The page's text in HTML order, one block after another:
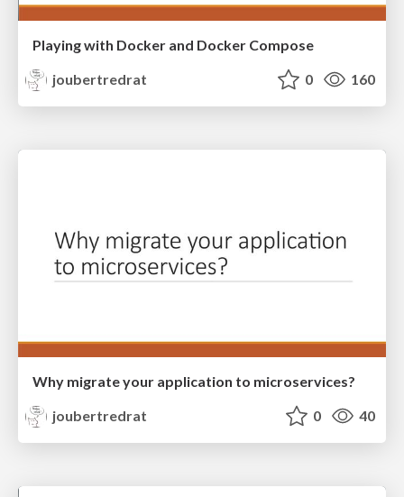
Playing with Docker and Docker Compose
joubertredrat
0 160
Why migrate your application to microservices?
joubertredrat
0 40